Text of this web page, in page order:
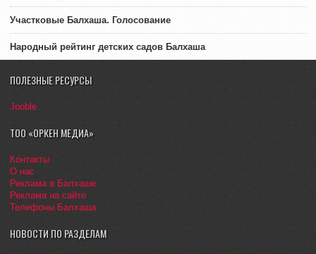
Участковые Балхаша. Голосование
Народный рейтинг детских садов Балхаша
ПОЛЕЗНЫЕ РЕСУРСЫ
Jooble
ТОО «ОРКЕН МЕДИА»
Контакты
О нас
Реклама в Балхаше
Реклама на сайте
Телефоны Балхаша
НОВОСТИ ПО РАЗДЕЛАМ